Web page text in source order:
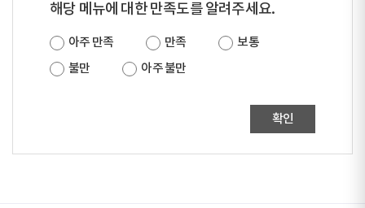
해당 메뉴에 대한 만족도를 알려주세요.
아주 만족 만족
보통
불만
아주 불만
확인